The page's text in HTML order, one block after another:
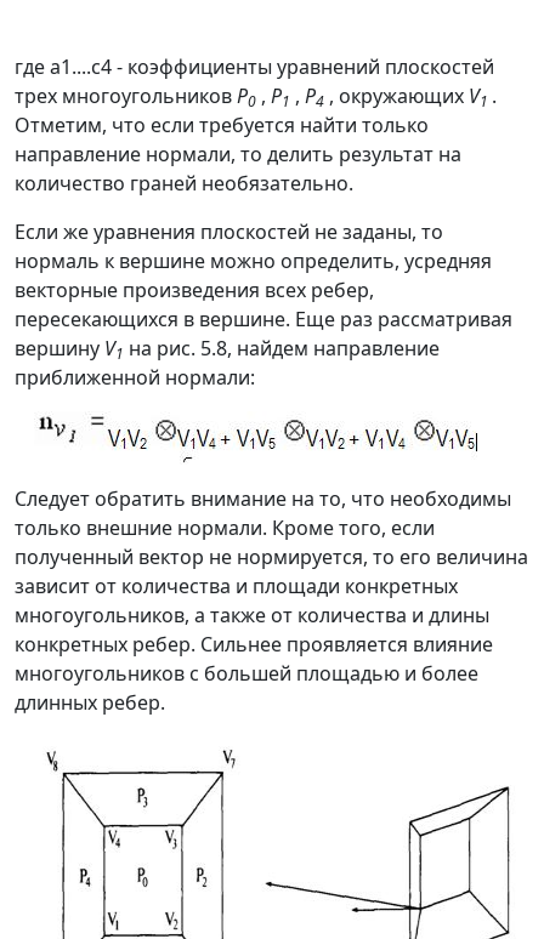
гдеа1....с4 - коэффициенты уравнений плоскостей
трех многоугольниковP0 , P1 , P4 , окружающих V1 .
Отметим, что если требуется найти только
направление нормали, то делить результат на
количество граней необязательно.
Если же уравнения плоскостей не заданы, то
нормаль к вершине можно определить, усредняя
векторные произведения всех ребер,
пересекающихся в вершине. Еще раз рассматривая
вершину V1 на рис. 5.8, найдем направление
приближенной нормали:
Следует обратить внимание на то, что необходимы
только внешние нормали. Кроме того, если
полученный вектор не нормируется, то его величина
зависит от количества и площади конкретных
многоугольников, а также от количества и длины
конкретных ребер. Сильнее проявляется влияние
многоугольников с большей площадью и более
длинных ребер.